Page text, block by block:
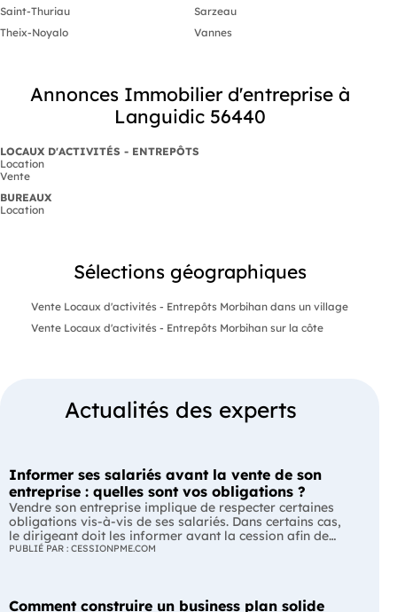
Saint-Thuriau
Sarzeau
Theix-Noyalo
Vannes
Annonces Immobilier d'entreprise à
Languidic 56440
LOCAUX D'ACTIVITÉS - ENTREPÔTS
Location
Vente
BUREAUX
Location
Sélections géographiques
Vente Locaux d'activités - Entrepôts Morbihan dans un village
Vente Locaux d'activités - Entrepôts Morbihan sur la côte
Actualités des experts
Informer ses salariés avant la vente de son
entreprise : quelles sont vos obligations ?
Vendre son entreprise implique de respecter certaines
obligations vis-à-vis de ses salariés. Dans certains cas,
le dirigeant doit les informer avant la cession afin de
leur permettre, s'ils le souhaitent, de présenter une offre
L'essentiel Les entreprises de moins de 250 salariés sont
PUBLIÉ PAR : CESSIONPME.COM
Comment construire un business plan solide